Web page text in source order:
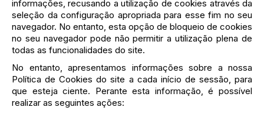
informações, recusando a utilização de cookies através da
seleção da configuração apropriada para esse fim no seu
navegador. No entanto, esta opção de bloqueio de cookies
no seu navegador pode não permitir a utilização plena de
todas as funcionalidades do site.
No entanto, apresentamos informações sobre a nossa
Política de Cookies do site a cada início de sessão, para
que esteja ciente. Perante esta informação, é possível
realizar as seguintes ações: